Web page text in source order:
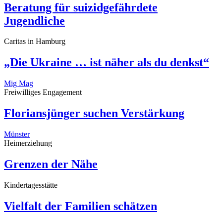
Beratung für suizidgefährdete
Jugendliche
Caritas in Hamburg
„Die Ukraine … ist näher als du denkst“
Mig Mag
Freiwilliges Engagement
Floriansjünger suchen Verstärkung
Münster
Heimerziehung
Grenzen der Nähe
Kindertagesstätte
Vielfalt der Familien schätzen